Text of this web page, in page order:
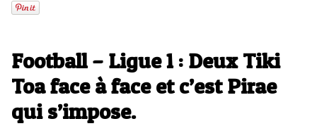
Football – Ligue 1 : Deux Tiki
Toa face à face et c’est Pirae
qui s’impose.